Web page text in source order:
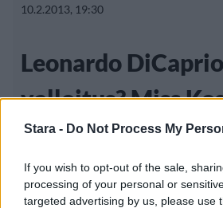
Stara - Do Not Process My
If you wish to opt-out of the sale,
processing of your personal or
targeted advertising by us, please use
10.2.2013, 19:30
Leonardo
valloitus? Miss
upea näky
Amerikkalainen Hollywood-